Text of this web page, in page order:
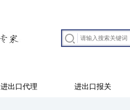
进出口代理 进出口报关